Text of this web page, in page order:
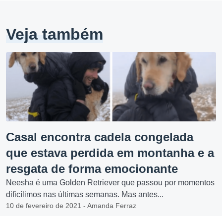
Veja também
Casal encontra cadela congelada
que estava perdida em montanha e a
resgata de forma emocionante
Neesha é uma Golden Retriever que passou por momentos
dificílimos nas últimas semanas. Mas antes...
10 de fevereiro de 2021 - Amanda Ferraz